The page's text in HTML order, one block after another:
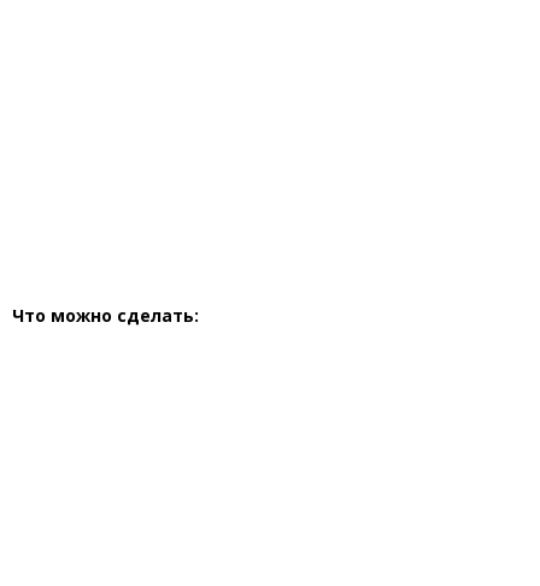
Что можно сделать: